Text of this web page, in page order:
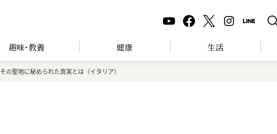
趣味･教養 健康 生活
の聖地に秘められた真実とは（イタリア）